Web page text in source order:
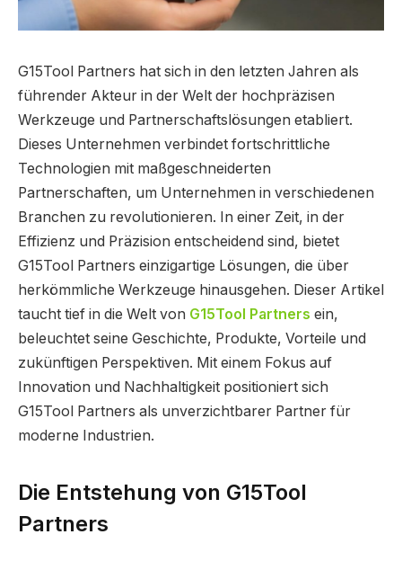
G15Tool Partners hat sich in den letzten Jahren als
führender Akteur in der Welt der hochpräzisen
Werkzeuge und Partnerschaftslösungen etabliert.
Dieses Unternehmen verbindet fortschrittliche
Technologien mit maßgeschneiderten
Partnerschaften, um Unternehmen in verschiedenen
Branchen zu revolutionieren. In einer Zeit, in der
Effizienz und Präzision entscheidend sind, bietet
G15Tool Partners einzigartige Lösungen, die über
herkömmliche Werkzeuge hinausgehen. Dieser Artikel
taucht tief in die Welt von G15Tool Partners ein,
beleuchtet seine Geschichte, Produkte, Vorteile und
zukünftigen Perspektiven. Mit einem Fokus auf
Innovation und Nachhaltigkeit positioniert sich
G15Tool Partners als unverzichtbarer Partner für
moderne Industrien.
Die Entstehung von G15Tool
Partners